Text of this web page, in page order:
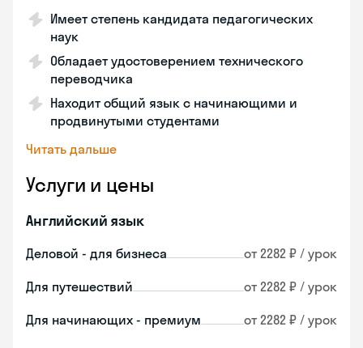
Имеет степень кандидата педагогических
наук
Обладает удостоверением технического
переводчика
Находит общий язык с начинающими и
продвинутыми студентами
Читать дальше
Услуги и цены
Английский язык
Деловой - для бизнеса от 2282 ₽ / урок
Для путешествий от 2282 ₽ / урок
Для начинающих - премиум от 2282 ₽ / урок